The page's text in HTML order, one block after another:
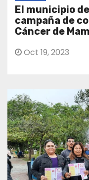
El municipio
campaña de
Cáncer de
Oct 19, 2023